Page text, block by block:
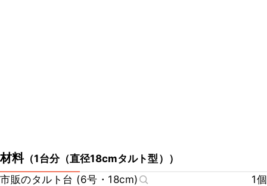
材料（1台分（直径18cmタルト型） ）
市販のタルト台 (6号・18cm)
1個